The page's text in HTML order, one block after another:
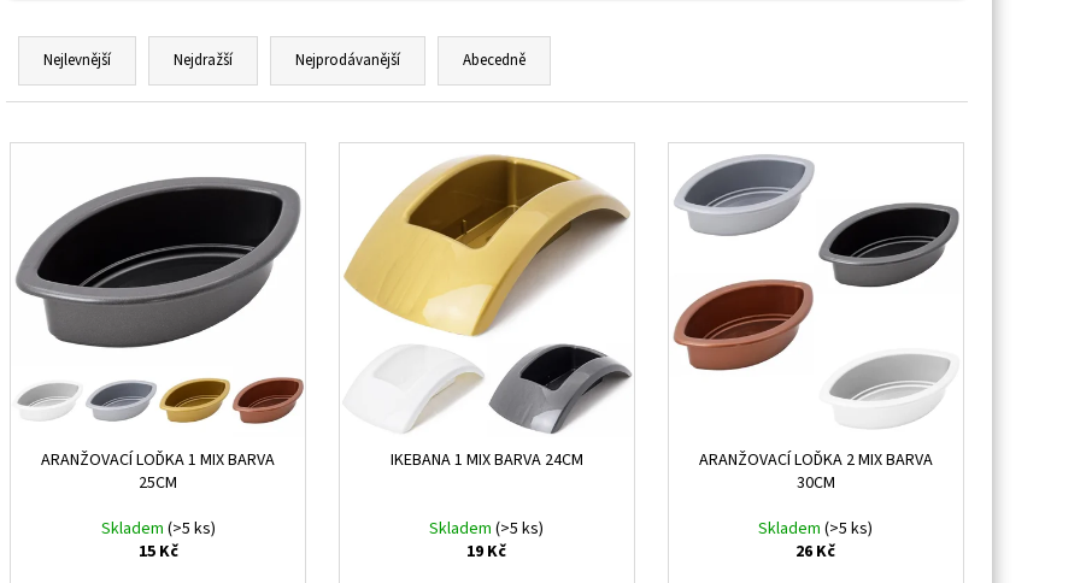
Ř
z
o
Nejlevnější Nejdražší Nejprodávanější Abecedně
V
s
p
d
ARANŽOVACÍ LOĎKA 1 MIX BARVA
25CM
Skladem (>5 ks)
15 Kč
IKEBANA 1 MIX BARVA 24CM
Skladem(>5 ks)
19 Kč
ARANŽOVACÍ LOĎKA 2 MIX BARVA
30CM
Skladem(>5 ks)
26 Kč